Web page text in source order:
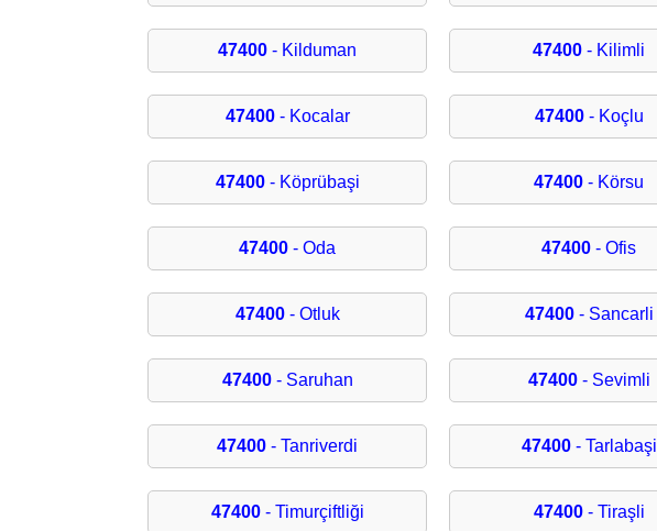
47400 - Kilduman 47400 - Kilimli
47400- Kocalar 47400- Koçlu
47400- Köprübaşi 47400 - Körsu
47400 - Oda 47400 - Ofis
47400- Otluk 47400- Sancarli
47400- Saruhan 47400- Sevimli
47400 - Tanriverdi 47400- Tarlabaşi
47400- Timurçiftliği 47400- Tiraşli